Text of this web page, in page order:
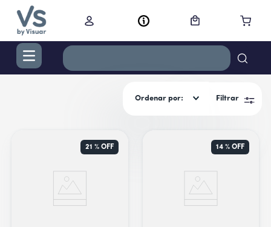
Ordenar por Filtrar
21 %OFF 14 % OFF
cocina
aire acondicionado inverter
cortacabello